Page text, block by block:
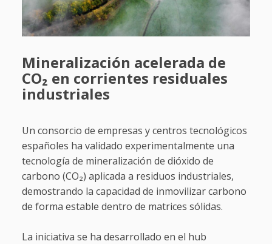
Mineralización acelerada de
CO₂ en corrientes residuales
industriales
Un consorcio de empresas y centros tecnológicos
españoles ha validado experimentalmente una
tecnología de mineralización de dióxido de
carbono (CO₂) aplicada a residuos industriales,
demostrando la capacidad de inmovilizar carbono
de forma estable dentro de matrices sólidas.
La iniciativa se ha desarrollado en el hub